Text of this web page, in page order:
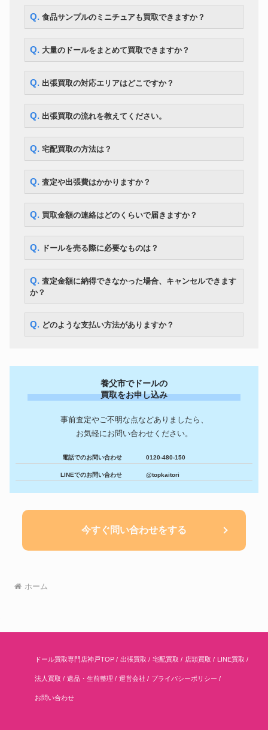
オブライス
ボークス MDD Fate/kaleid liner
プリズマ☆イリヤ
Q. 食品サンプルのミニチュアも買取できますか？
Q. 大量のドールをまとめて買取できますか？
Q. 出張買取の対応エリアはどこですか？
Q. 出張買取の流れを教えてください。
Q. 宅配買取の方法は？
Q. 査定や出張費はかかりますか？
Q. 買取金額の連絡はどのくらいで届きますか？
Q. ドールを売る際に必要なものは？
Q. 査定金額に納得できなかった場合、キャンセルできます
か？
Q. どのような支払い方法がありますか？
養父市でドールの
買取をお申し込み
事前査定やご不明な点などありましたら、
お気軽にお問い合わせください。
電話でのお問い合わせ 0120-480-150
LINEでのお問い合わせ @topkaitori
今すぐ問い合わせをする
ホーム
ドール買取専門店神戸TOP 出張買取 宅配買取 店頭買取 LINE買取
法人買取 遺品・生前整理 運営会社 プライバシーポリシー
お問い合わせ